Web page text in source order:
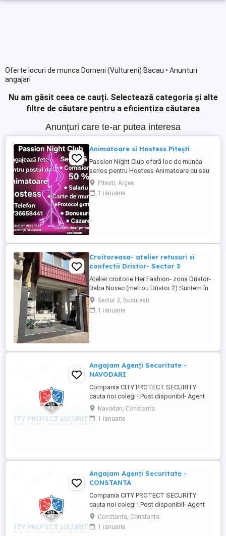
Oferte locuri de munca Dorneni (Vultureni) Bacau • Anunturi
angajari
Nu am găsit ceea ce cauți. Selectează categoria și alte
filtre de căutare pentru a eficientiza căutarea
Anunțuri care te-ar putea interesa
Animatoare si Hostess Pitești
Passion Night Club oferă loc de munca
serios pentru Hostess Animatoare cu sau
fără experiență. Nu punem accent pe
aspecul fizic !! Dacă ai peste 18 ani, ești o
fire deschisă, sociabilă și fără inhibiții te
Pitesti, Arges
1 ianuarie
Croitoreasa- atelier retusuri si
confectii Dristor- Sector 3
Atelier croitorie Her Fashion- zona Dristor-
Baba Novac (metrou Dristor 2) Suntem în
căutarea unei croitorese talentata și
pasionata pentru a se alătura atelierului
nostru. Dacă aveți experiență în croitorie,
Sector 3, Bucuresti
1 ianuarie
Angajam Agenți Securitate -
NAVODARI
Compania CITY PROTECT SECURITY
cauta noi colegi ! Post disponibil- Agent
de securitate: - KAUFLAND MARITIMO -
Bulevardul Aurel Vlaicu 218, 900380
Constanța - KAUFLAND NAVODARI -
Navodari, Constanta
1 ianuarie
Angajam Agenți Securitate -
CONSTANTA
Compania CITY PROTECT SECURITY
cauta noi colegi ! Post disponibil- Agent
de securitate: - KAUFLAND MARITIMO -
Bulevardul Aurel Vlaicu 218, 900380
Constanța - KAUFLAND NAVODARI -
Constanta, Constanta
1 ianuarie